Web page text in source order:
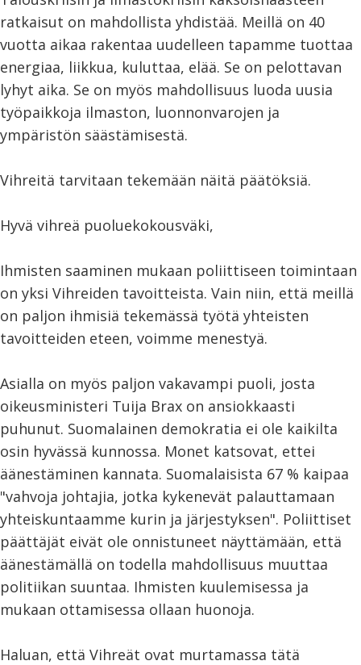
ratkaisut on mahdollista yhdistää. Meillä on 40
vuotta aikaa rakentaa uudelleen tapamme tuottaa
energiaa, liikkua, kuluttaa, elää. Se on pelottavan
lyhyt aika. Se on myös mahdollisuus luoda uusia
työpaikkoja ilmaston, luonnonvarojen ja
ympäristön säästämisestä.
Vihreitä tarvitaan tekemään näitä päätöksiä.
Hyvä vihreä puoluekokousväki,
Ihmisten saaminen mukaan poliittiseen toimintaan
on yksi Vihreiden tavoitteista. Vain niin, että meillä
on paljon ihmisiä tekemässä työtä yhteisten
tavoitteiden eteen, voimme menestyä.
Asialla on myös paljon vakavampi puoli, josta
oikeusministeri Tuija Brax on ansiokkaasti
puhunut. Suomalainen demokratia ei ole kaikilta
osin hyvässä kunnossa. Monet katsovat, ettei
äänestäminen kannata. Suomalaisista 67 % kaipaa
"vahvoja johtajia, jotka kykenevät palauttamaan
yhteiskuntaamme kurin ja järjestyksen". Poliittiset
päättäjät eivät ole onnistuneet näyttämään, että
äänestämällä on todella mahdollisuus muuttaa
politiikan suuntaa. Ihmisten kuulemisessa ja
mukaan ottamisessa ollaan huonoja.
Haluan, että Vihreät ovat murtamassa tätä